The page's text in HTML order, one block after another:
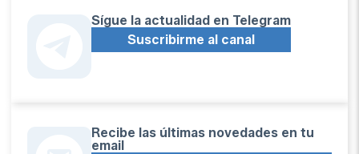
Sígue la actualidad en Telegram
Suscribirme al canal
Recibe las últimas novedades en tu
email